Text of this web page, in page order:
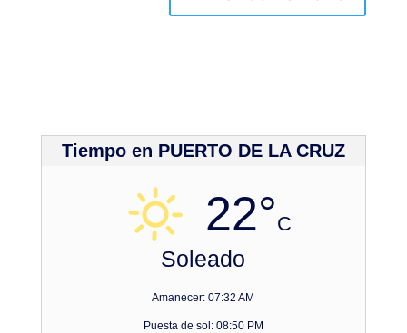
Tiempo en PUERTO DE LA CRUZ
22°C
Soleado
Amanecer: 07:32 AM
Puesta de sol: 08:50 PM